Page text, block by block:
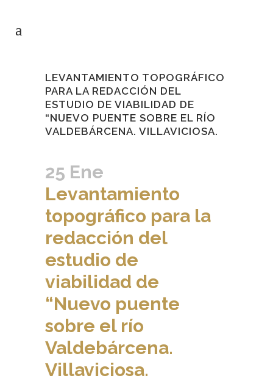
LEVANTAMIENTO TOPOGRÁFICO
PARA LA REDACCIÓN DEL
ESTUDIO DE VIABILIDAD DE
“NUEVO PUENTE SOBRE EL RÍO
VALDEBÁRCENA. VILLAVICIOSA.
25 Ene
Levantamiento
topográfico para la
redacción del
estudio de
viabilidad de
“Nuevo puente
sobre el río
Valdebárcena.
Villaviciosa.